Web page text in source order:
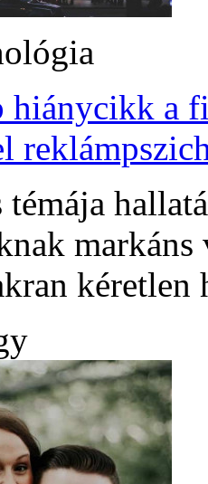
hiánycikk a
témája
kéretlen